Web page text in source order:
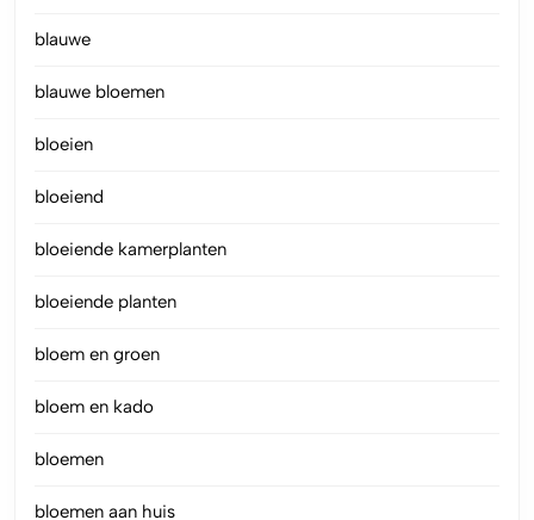
blauwe
blauwe bloemen
bloeien
bloeiend
bloeiende kamerplanten
bloeiende planten
bloem en groen
bloem en kado
bloemen
bloemen aan huis